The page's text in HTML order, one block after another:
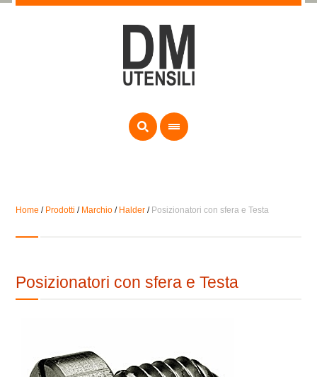
Home / Prodotti / Marchio / Halder / Posizionatori con sfera e Testa
Posizionatori con sfera e Testa